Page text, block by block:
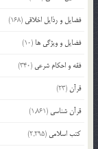
فضایل و رذایل اخلاقی (168)
فضایل و ویژگی ها (10)
فقه و احکام شرعی (340)
قرآن(23)
قرآن شناسی (1,861)
کتب اسلامی (2,295)